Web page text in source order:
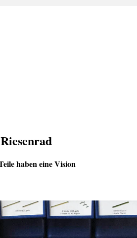
Riesenrad
haben eine Vision